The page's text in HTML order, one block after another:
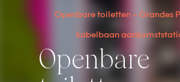
Openbare toiletten – Grandes
kabelbaan
Openbare